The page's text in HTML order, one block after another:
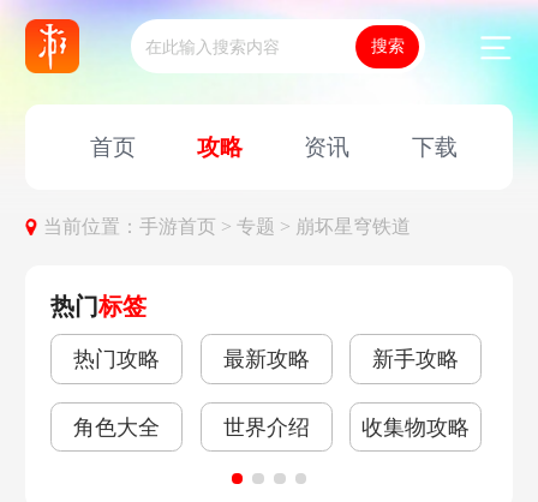
首页 攻略 资讯 下载
当前位置：手游首页 >专题 > 崩坏星穹铁道
热门标签
热门攻略 最新攻略 新手攻略
角色大全 世界介绍 收集物攻略